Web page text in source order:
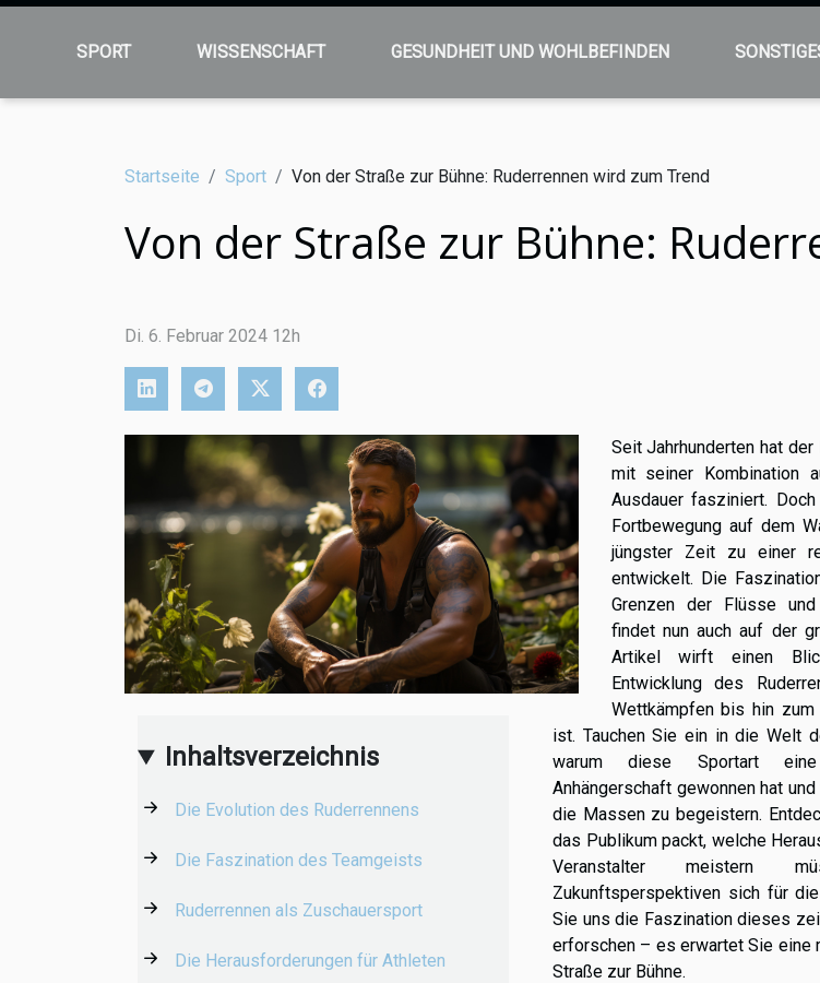
SPORT WISSENSCHAFT GESUNDHEIT UND WOHLBEFINDEN
Startseite Sport Von der Straße zur Bühne: Ruderrennen wird zum Trend
Von der Straße zur Bühne:
Di. 6. Februar 2024 12h
Inhaltsverzeichnis
Die Evolution des Ruderrennens
Die Faszination des Teamgeists
Ruderrennen als Zuschauersport
Die Herausforderungen für Athleten
Seit Jahrhunderten hat
mit seiner Kombination
Ausdauer fasziniert.
Fortbewegung auf dem
jüngster Zeit zu einer
entwickelt. Die
Grenzen der Flüsse
findet nun auch auf der
Artikel wirft einen
Entwicklung des
Wettkämpfen bis hin
ist. Tauchen Sie ein in die Welt
warum diese Sportart
Anhängerschaft gewonnen hat
die Massen zu begeistern.
das Publikum packt, welche
Veranstalter meistern
Zukunftsperspektiven sich für
Sie uns die Faszination dieses
erforschen – es erwartet Sie eine
Straße zur Bühne.